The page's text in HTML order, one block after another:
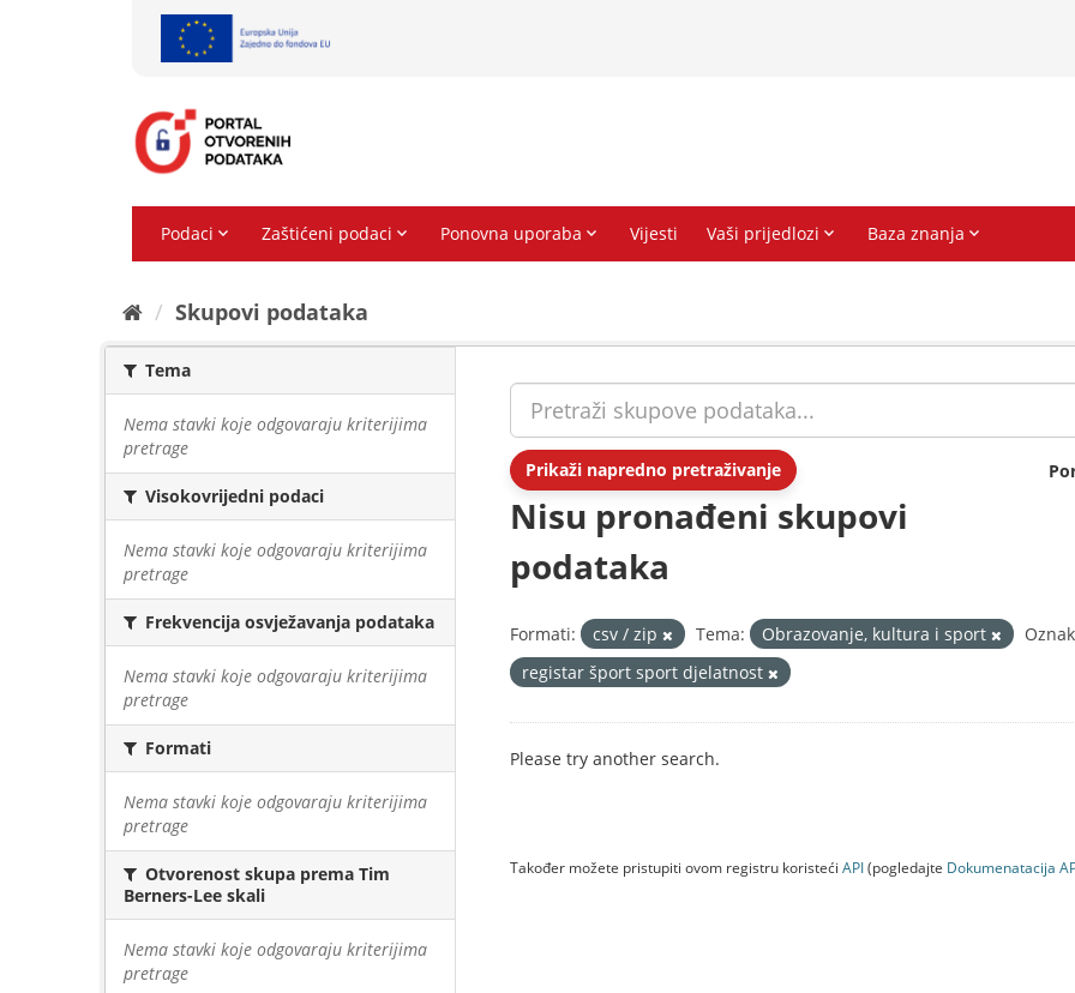
Skupovi podаtаkа
Tema
Nema stavki koje odgovaraju kriterijima
pretrage
Visokovrijedni podaci
Nema stavki koje odgovaraju kriterijima
pretrage
Frekvencija osvježavanja podataka
Nema stavki koje odgovaraju kriterijima
pretrage
Formati
Nema stavki koje odgovaraju kriterijima
pretrage
Otvorenost skupa prema Tim
Berners-Lee skali
Nema stavki koje odgovaraju kriterijima
pretrage
Prikaži napredno pretraživanje
Nisu pronađeni skupovi
podataka
Formati: csv / zip Tema: Obrazovanje, kultura i sport
registar šport sport djelatnost
Please try another search.
Također možete pristupiti ovom registru koristeći API(pogledajte Dokumenаtаcijа